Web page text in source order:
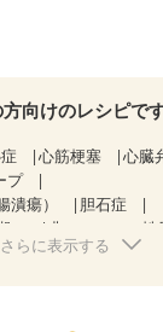
向けのレシピで
心筋梗塞
心臓
プ
潰瘍）
胆石症
）
非アルコール
クローン病（寛解期
さらに表示する